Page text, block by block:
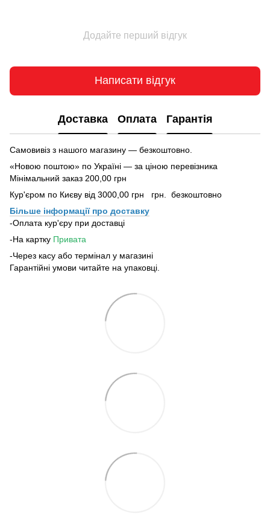
Додайте перший відгук
Написати відгук
Доставка Оплата Гарантія
Самовивіз з нашого магазину — безкоштовно.
«Новою поштою» по Україні — за ціною перевізника
Мінімальний заказ 200,00 грн
Кур'єром по Києву від 3000,00 грн грн. безкоштовно
Більше інформації про доставку
-Оплата кур'єру при доставці
-На картку Привата
-Через касу або термінал у магазині
Гарантійні умови читайте на упаковці.